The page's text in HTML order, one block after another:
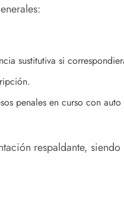
sustitutiva si
penales en curso con
respaldante,